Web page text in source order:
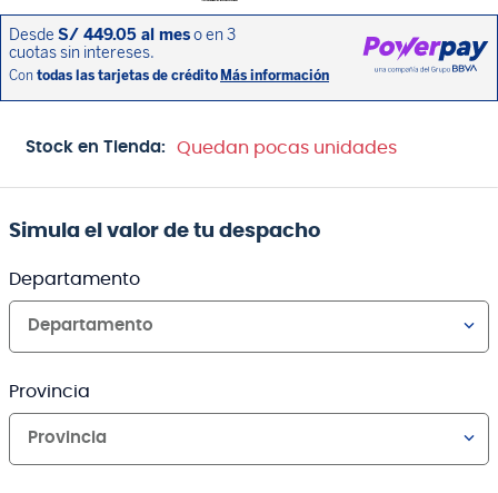
Stock en Tienda: Quedan pocas unidades
Simula el valor de tu despacho
Departamento
Departamento
Provincia
Provincia